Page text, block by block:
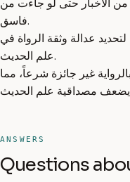
من الأخبار حتى لو جاءت من
فاسق.
عدالة وثقة الرواة في
علم الحديث.
غير جائزة شرعاً، مما
ANSWERS
Questions